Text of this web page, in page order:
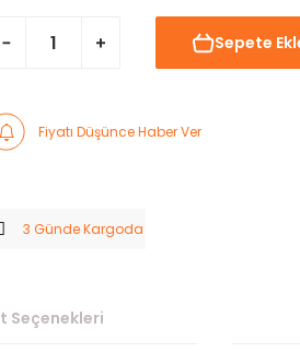
Sepete
Fiyatı Düşünce Haber Ver
3 Günde Kargoda
Seçenekleri